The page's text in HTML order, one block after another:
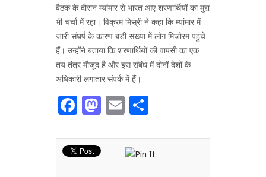
बैठक के दौरान म्यांमार से भारत आए शरणार्थियों का मुद्दा
भी चर्चा में रहा। विक्रम मिस्री ने कहा कि म्यांमार में
जारी संघर्ष के कारण बड़ी संख्या में लोग मिजोरम पहुंचे
हैं। उन्होंने बताया कि शरणार्थियों की वापसी का एक
तय तंत्र मौजूद है और इस संबंध में दोनों देशों के
अधिकारी लगातार संपर्क में हैं।
Facebook
Mastodon
Email